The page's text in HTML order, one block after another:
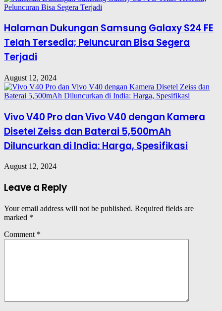
Halaman Dukungan Samsung Galaxy S24 FE
Telah Tersedia; Peluncuran Bisa Segera
Terjadi
August 12, 2024
Vivo V40 Pro dan Vivo V40 dengan Kamera
Disetel Zeiss dan Baterai 5,500mAh
Diluncurkan di India: Harga, Spesifikasi
August 12, 2024
Leave a Reply
Your email address will not be published. Required fields are
marked *
Comment *